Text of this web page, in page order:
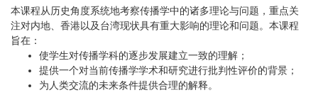
本课程从历史角度系统地考察传播学中的诸多理论与问题，重点关
注对内地、香港以及台湾现状具有重大影响的理论和问题。本课程
旨在：
使学生对传播学科的逐步发展建立一致的理解；
提供一个对当前传播学学术和研究进行批判性评价的背景；
为人类交流的未来条件提供合理的解释。